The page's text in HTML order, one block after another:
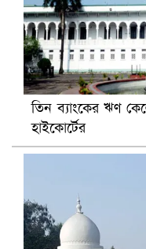
বৈষম্যবিরোধী ছাত্র
তিন ব্যাংকের ঋণ
হাইকোর্টের